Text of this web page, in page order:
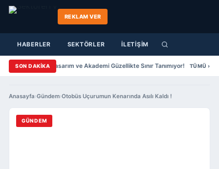
REKLAM VER
HABERLER SEKTÖRLER İLETİŞİM
SON DAKİKA
Yazıcıer Saç Tasarım ve Akademi Güzellikte Sınır Tanımıyor! Şenol
TÜMÜ ›
Anasayfa›Gündem›Otobüs Uçurumun Kenarında Asılı Kaldı !
GÜNDEM